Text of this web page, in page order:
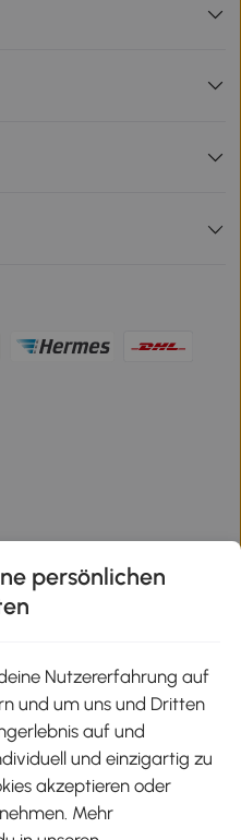
Play
persönlichen
Nutzererfahrung auf
und um uns und Dritten
auf und
und einzigartig zu
akzeptieren oder
Mehr